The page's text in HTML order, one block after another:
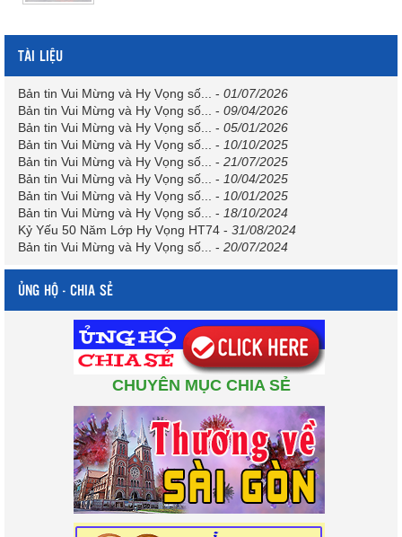
TÀI LIỆU
Bản tin Vui Mừng và Hy Vọng số... - 01/07/2026
Bản tin Vui Mừng và Hy Vọng số...
- 09/04/2026
Bản tin Vui Mừng và Hy Vọng số...
- 05/01/2026
Bản tin Vui Mừng và Hy Vọng số...
- 10/10/2025
Bản tin Vui Mừng và Hy Vọng số...
- 21/07/2025
Bản tin Vui Mừng và Hy Vọng số...
- 10/04/2025
Bản tin Vui Mừng và Hy Vọng số...
- 10/01/2025
Bản tin Vui Mừng và Hy Vọng số...
- 18/10/2024
Kỷ Yếu 50 Năm Lớp Hy Vọng HT74 - 31/08/2024
Bản tin Vui Mừng và Hy Vọng số...
- 20/07/2024
ỦNG HỘ - CHIA SẺ
CHUYÊN MỤC CHIA SẺ